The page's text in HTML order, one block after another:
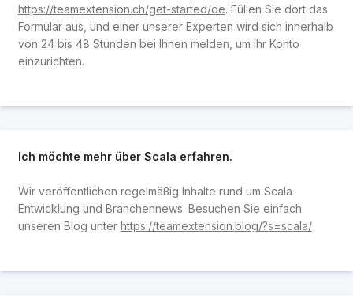
https://teamextension.ch/get-started/de. Füllen Sie dort das
Formular aus, und einer unserer Experten wird sich innerhalb
von 24 bis 48 Stunden bei Ihnen melden, um Ihr Konto
einzurichten.
Ich möchte mehr über Scala erfahren.
Wir veröffentlichen regelmäßig Inhalte rund um Scala-
Entwicklung und Branchennews. Besuchen Sie einfach
unseren Blog unter https://teamextension.blog/?s=scala/